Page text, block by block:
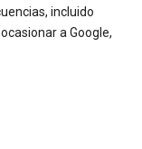
incluido
a Google,